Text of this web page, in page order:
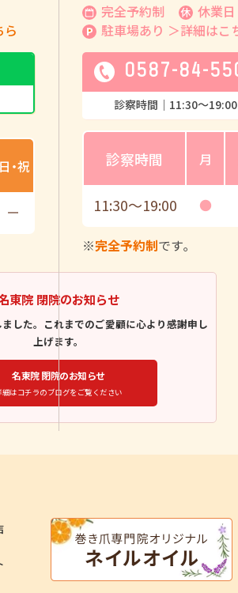
ら
日・祝
ー
完全予約制
休業
駐車場あり ＞詳細はこ
0587-84-
診察時間｜ 11:30〜19:00
診察時間 月
11:30〜19:00 ●
※完全予約制です｡
東院 閉院のお知らせ
した。これまでのご愛顧に心より感謝申し
上げます。
名東院 閉院のお知らせ
細はコチラのブログをご覧ください